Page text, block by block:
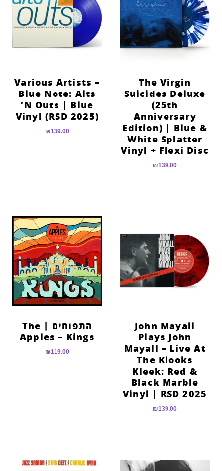
The Virgin
Suicides Deluxe
(25th
Anniversary
Edition) | Blue &
White Splatter
Vinyl + Flexi Disc
₪139.00
Various Artists –
Blue Note: Alts
‘N Outs | Blue
Vinyl (RSD 2025)
₪139.00
John Mayall
Plays John
Mayall – Live At
The Klooks
Kleek: Red &
Black Marble
Vinyl | RSD 2025
₪139.00
התפוחים | The
Apples – Kings
₪119.00